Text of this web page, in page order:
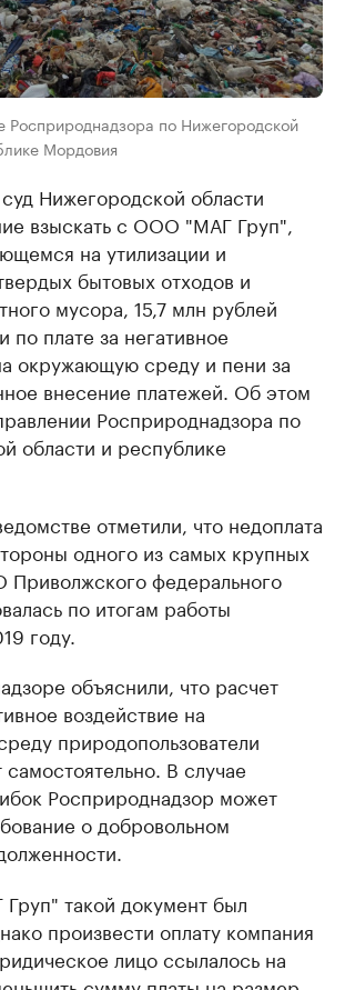
Росприроднадзора по Нижегородской
Мордовия
Нижегородской области
взыскать с ООО "МАГ Груп",
на утилизации и
бытовых отходов и
мусора, 15,7 млн рублей
по плате за негативное
окружающую среду и пени за
внесение платежей. Об этом
Росприроднадзора по
области и республике
отметили, что недоплата
одного из самых крупных
Приволжского федерального
по итогам работы
году.
объяснили, что расчет
воздействие на
природопользователи
В случае
Росприроднадзор может
о добровольном
такой документ был
произвести оплату компания
лицо ссылалось на